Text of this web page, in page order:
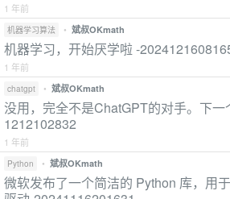
1 年前
机器学习算法 • 斌叔OKmath
机器学习，开始厌学啦 -
1 年前
chatgpt • 斌叔OKmath
没用，完全不是ChatGPT的对手。下一
1212102832
1 年前
Python • 斌叔OKmath
微软发布了一个简洁的 Python 库，用